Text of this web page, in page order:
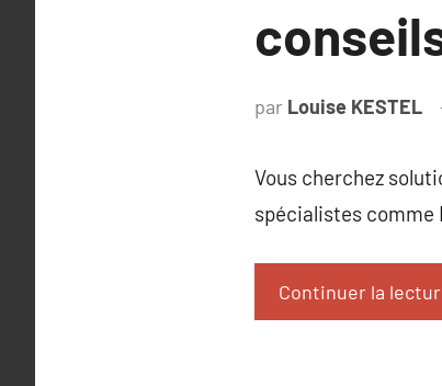
par Louise KESTEL
Vous cherchez
spécialistes comme
Continuer la